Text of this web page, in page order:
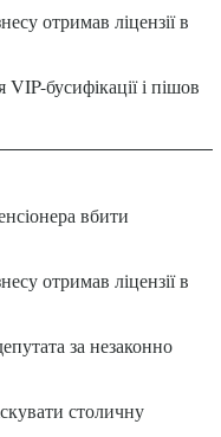
отримав ліцензії в
бусифікації і пішов
вбити
отримав ліцензії в
за незаконно
столичну